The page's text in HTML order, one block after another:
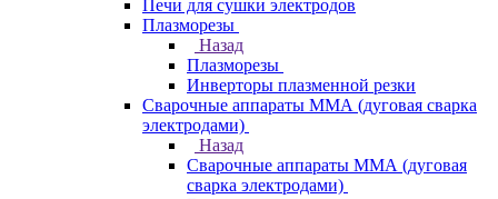
Печи для сушки электродов
Плазморезы
Назад
Плазморезы
Инверторы плазменной резки
Сварочные аппараты ММА (дуговая сварка
электродами)
Назад
Сварочные аппараты ММА (дуговая
сварка электродами)